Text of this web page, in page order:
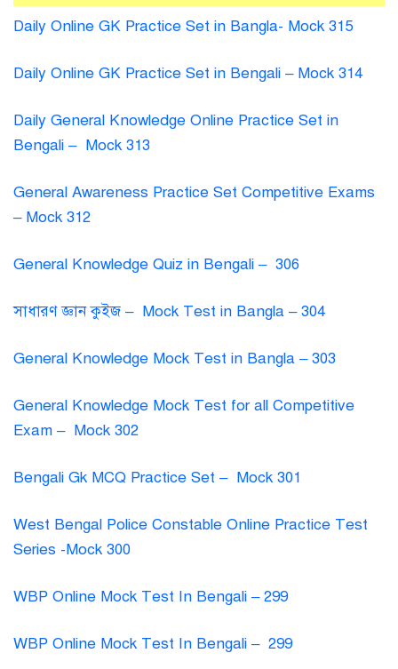
Daily Online GK Practice Set in Bangla- Mock 315
Daily Online GK Practice Set in Bengali – Mock 314
Daily General Knowledge Online Practice Set in
Bengali – Mock 313
General Awareness Practice Set Competitive Exams
– Mock 312
General Knowledge Quiz in Bengali – 306
সাধারণ জ্ঞান কুইজ – Mock Test in Bangla – 304
General Knowledge Mock Test in Bangla – 303
General Knowledge Mock Test for all Competitive
Exam – Mock 302
Bengali Gk MCQ Practice Set – Mock 301
West Bengal Police Constable Online Practice Test
Series -Mock 300
WBP Online Mock Test In Bengali – 299
WBP Online Mock Test In Bengali – 299